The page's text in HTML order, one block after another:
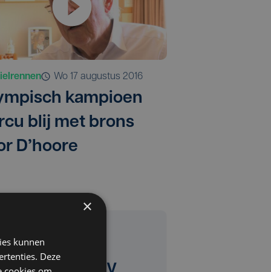
wo 17 augustus 2016
kampioen
blij met brons
D’hoore
×
kunnen
Deze